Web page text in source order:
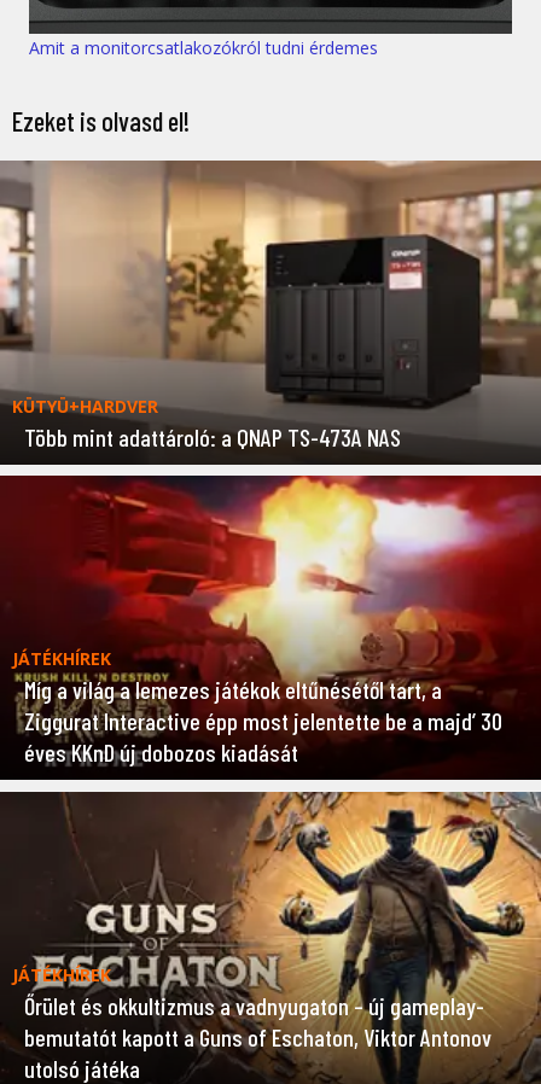
Amit a monitorcsatlakozókról tudni érdemes
Ezeket is olvasd el!
KÜTYÜ+HARDVER
Több mint adattároló: a QNAP TS-473A NAS
JÁTÉKHÍREK
Míg a világ a lemezes játékok eltűnésétől tart, a
Ziggurat Interactive épp most jelentette be a majd’ 30
éves KKnD új dobozos kiadását
JÁTÉKHÍREK
Őrület és okkultizmus a vadnyugaton – új gameplay-
bemutatót kapott a Guns of Eschaton, Viktor Antonov
utolsó játéka